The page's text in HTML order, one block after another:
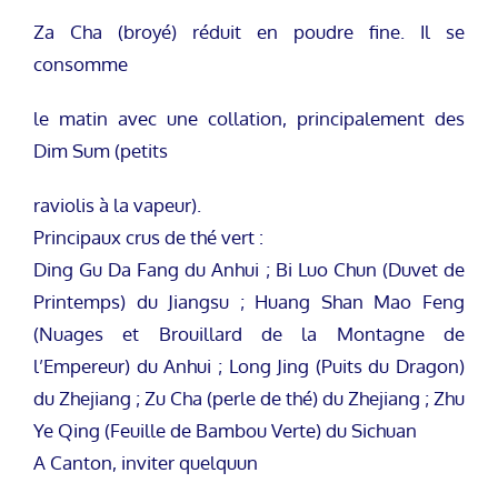
Za Cha (broyé) réduit en poudre fine. Il se
consomme
le matin avec une collation, principalement des
Dim Sum (petits
raviolis à la vapeur).
Principaux crus de thé vert :
Ding Gu Da Fang du Anhui ; Bi Luo Chun (Duvet de
Printemps) du Jiangsu ; Huang Shan Mao Feng
(Nuages et Brouillard de la Montagne de
l’Empereur) du Anhui ; Long Jing (Puits du Dragon)
du Zhejiang ; Zu Cha (perle de thé) du Zhejiang ; Zhu
Ye Qing (Feuille de Bambou Verte) du Sichuan
A Canton, inviter quelquun